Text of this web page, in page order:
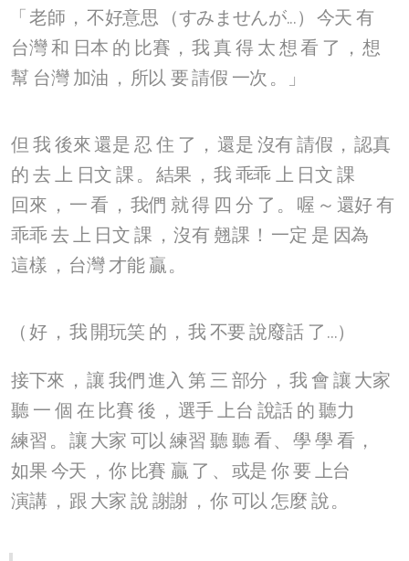
「老師 ， 不好意思 （すみませんが...） 今天 有
台灣和 日本 的 比賽 ， 我 真 得 太 想看 了 ， 想
幫 台灣 加油 ， 所以 要請假 一次 。」
但 我 後來 還是 忍 住 了 ， 還是 沒有 請假 ， 認真
的 去 上 日文 課 。 結果 ， 我 乖乖 上 日文 課
回來 ， 一看 ， 我們 就得 四 分 了 。 喔 ～ 還好有
乖乖去 上 日文 課 ， 沒有 翹課 ！ 一定 是 因為
這樣 ， 台灣才能 贏。
（ 好 ， 我 開玩笑 的 ， 我 不要 說廢話 了 ...）
接下來 ， 讓 我們進入 第 三 部分 ， 我 會 讓 大家
聽 一 個 在 比賽 後 ， 選手 上台 說話 的 聽力
練習 。 讓 大家 可以練習 聽聽看、 學 學 看 ，
如果 今天 ， 你 比賽 贏 了 、 或是 你要 上台
演講 ， 跟 大家 說 謝謝 ， 你可以怎麼 說。